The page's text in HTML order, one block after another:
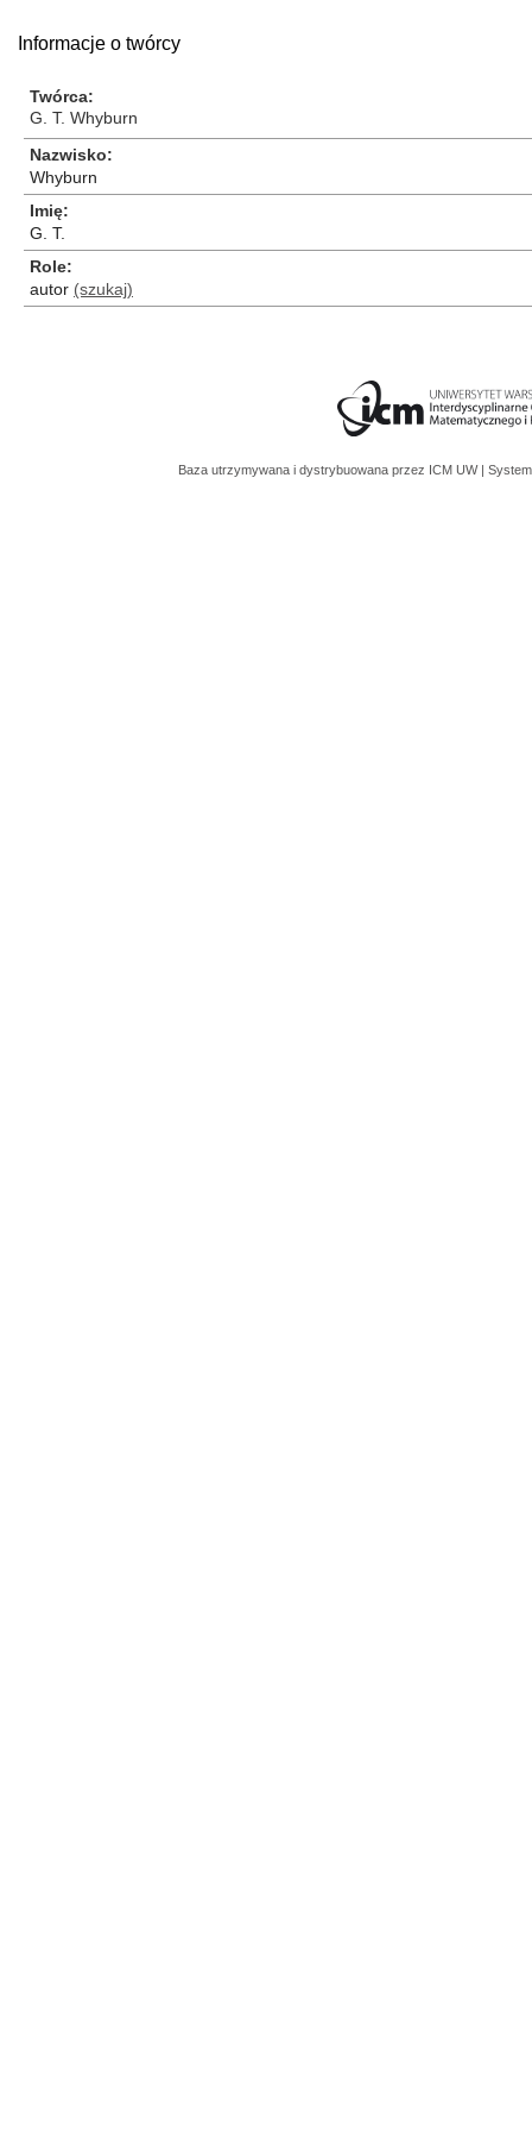
Informacje o twórcy
Twórca
G. T. Whyburn
Nazwisko
Whyburn
Imię
G. T.
Role
autor (szukaj)
Baza utrzymywana i dystrybuowana przez ICM UW |